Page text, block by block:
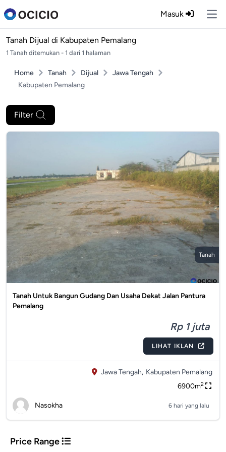
Masuk
Tanah Dijual di Kabupaten Pemalang
1 Tanah ditemukan - 1 dari 1 halaman
Home Tanah Dijual
Jawa Tengah
Kabupaten Pemalang
Filter
Tanah
Tanah Untuk Bangun Gudang Dan Usaha Dekat Jalan Pantura
Pemalang
Rp 1 juta
LIHAT IKLAN
Jawa Tengah, Kabupaten Pemalang
6900m2
Nasokha 6 hari yang lalu
Price Range